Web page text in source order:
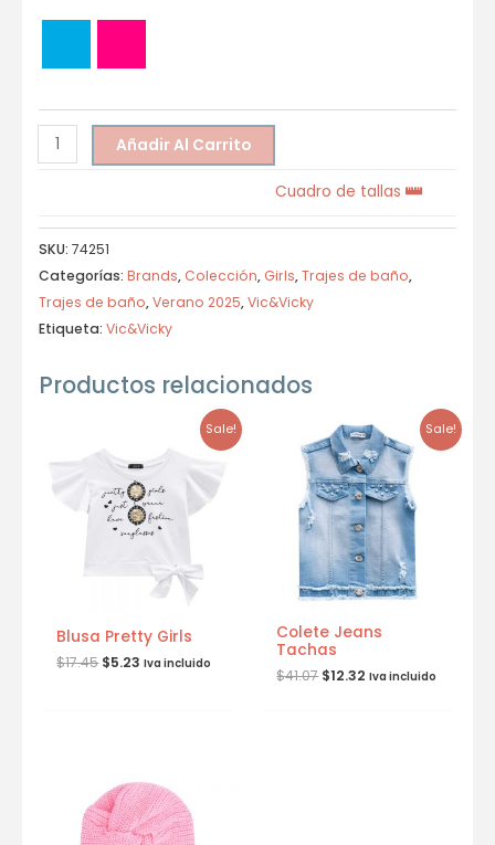
Añadir Al Carrito
Cuadro de tallas
SKU: 74251
Categorías: Brands, Colección, Girls,Trajes de baño,
Trajes de baño,Verano 2025,Vic&Vicky
Etiqueta: Vic&Vicky
Productos relacionados
Sale!
Blusa Pretty Girls
$17.45 $5.23 Iva incluido
Sale!
Colete Jeans
Tachas
$41.07 $12.32 Iva incluido